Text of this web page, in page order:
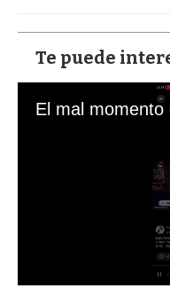
Te puede